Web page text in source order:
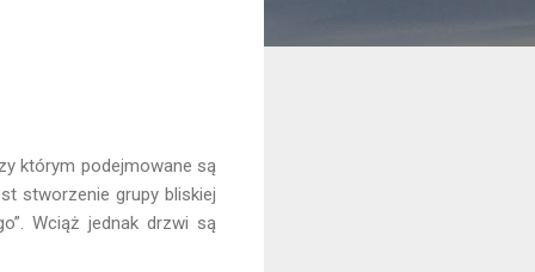
którym podejmowane są
stworzenie grupy bliskiej
Wciąż jednak drzwi są